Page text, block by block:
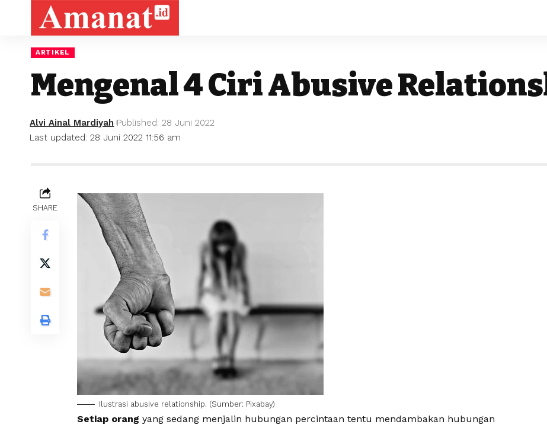
ARTIKEL
Mengenal 4 Ciri Abusive
Last updated: 28 Juni 2022 11:56 am
Alvi Ainal Mardiyah Published: 28 Juni 2022
SHARE
Ilustrasi abusive relationship. (Sumber: Pixabay)
Setiap orang yang sedang menjalin hubungan percintaan tentu mendambakan hubungan